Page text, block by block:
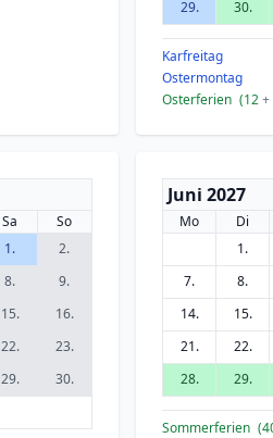
29.
30.
Karfreitag
Ostermontag
Osterferien (12+
Sa
So
1.
2.
8.
9.
15.
16.
22.
23.
29.
30.
Juni 2027
Mo Di
1.
7.
8.
14.
15.
21.
22.
28.
29.
Sommerferien